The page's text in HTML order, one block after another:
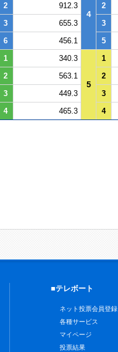
4
2 912.3 2
3 655.3 3
6 456.1 5
1 340.3
5
1
2 563.1 2
3 449.3 3
4 465.3 4
■テレボート
ネット投票会員登録
各種サービス
マイページ
投票結果